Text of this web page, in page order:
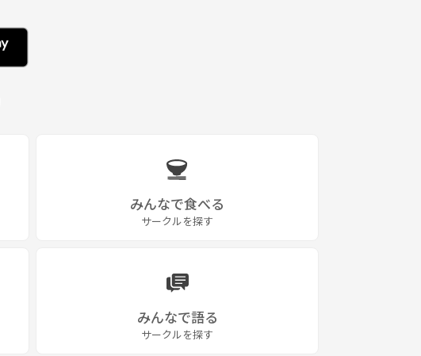
みんなで食べる
サークルを探す
みんなで語る
サークルを探す